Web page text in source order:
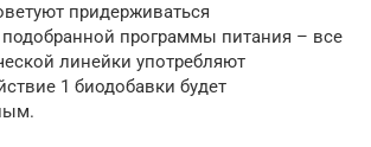
придерживаться
программы питания – все
линейки употребляют
1 биодобавки будет